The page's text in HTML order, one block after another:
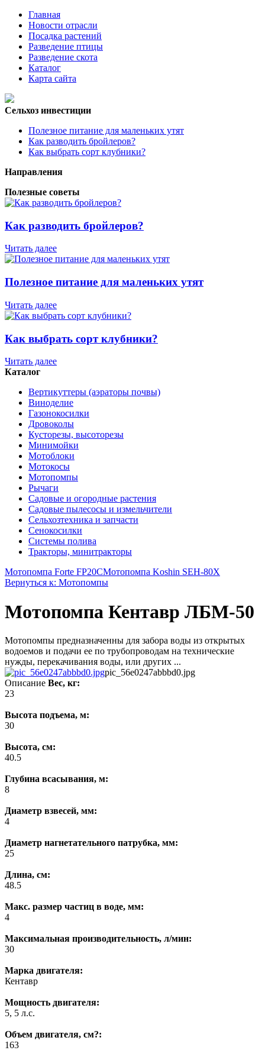
Главная
Новости отрасли
Посадка растений
Разведение птицы
Разведение скота
Каталог
Карта сайта
Сельхоз инвестиции
Полезное питание для маленьких утят
Как разводить бройлеров?
Как выбрать сорт клубники?
Направления
Полезные советы
Как разводить бройлеров?
Читать далее
Полезное питание для маленьких утят
Читать далее
Как выбрать сорт клубники?
Читать далее
Каталог
Вертикуттеры (аэраторы почвы)
Виноделие
Газонокосилки
Дровоколы
Кусторезы, высоторезы
Минимойки
Мотоблоки
Мотокосы
Мотопомпы
Рычаги
Садовые и огородные растения
Садовые пылесосы и измельчители
Сельхозтехника и запчасти
Сенокосилки
Системы полива
Тракторы, минитракторы
Мотопомпа Forte FP20CМотопомпа Koshin SEH-80X
Вернуться к: Мотопомпы
Мотопомпа Кентавр ЛБМ-50
Мотопомпы предназначенны для забора воды из открытых
водоемов и подачи ее по трубопроводам на технические
нужды, перекачивания воды, или других ...
pic_56e0247abbbd0.jpg
Описание Вес, кг:
23
Высота подъема, м:
30
Высота, см:
40.5
Глубина всасывания, м:
8
Диаметр взвесей, мм:
4
Диаметр нагнетательного патрубка, мм:
25
Длина, см:
48.5
Макс. размер частиц в воде, мм:
4
Максимальная производительность, л/мин:
30
Марка двигателя:
Кентавр
Мощность двигателя:
5, 5 л.с.
Объем двигателя, см?:
163